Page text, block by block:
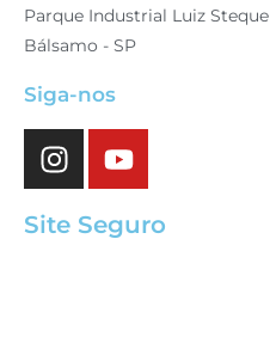
Parque Industrial Luiz Steque
Bálsamo - SP
Siga-nos
Site Seguro